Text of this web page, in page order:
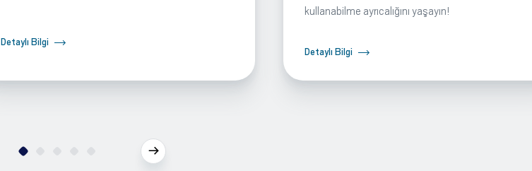
Detaylı Bilgi
kullanabilme ayrıcalığını yaşayın!
Detaylı Bilgi